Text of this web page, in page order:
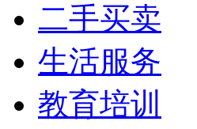
二手买卖
生活服务
教育培训